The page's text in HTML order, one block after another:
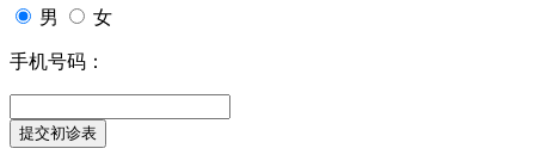
男 女
手机号码：